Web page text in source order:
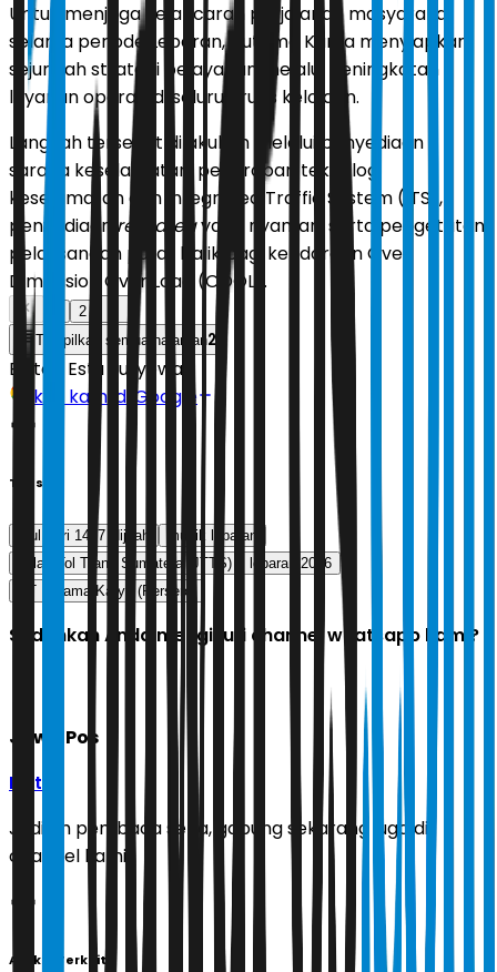
Untuk menjaga kelancaran perjalanan masyarakat
selama periode Lebaran, Hutama Karya menyiapkan
sejumlah strategi pelayanan melalui peningkatan
layanan operasi di seluruh ruas kelolaan.
Langkah tersebut dilakukan melalui penyediaan
sarana keselamatan, penerapan teknologi
keselamatan dan Integrated Traffic System (ITS),
penyediaan rest areayang nyaman, serta pengetatan
pelaksanaan putar balik bagi kendaraan Over
Dimension Over Load (ODOL).
2
Tampilkan semua halaman2
Editor: Estu Suryowati
Ikuti kami di Google
Tags
Idul Fitri 1447 Hijriah
mudik lebaran
Jalan Tol Trans Sumatera (JTTS)
lebaran 2026
PT Hutama Karya (Persero)
Sudahkah Anda mengikuti channel whatsapp kami?
Jawa Pos
Ikuti
Jadilah pembaca setia, gabung sekarang juga di
channel kami!
Artikel Terkait